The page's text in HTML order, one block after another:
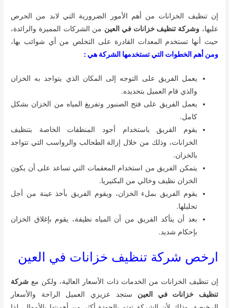
إن تنظيف الخزانات من أهم الأمور الضرورية التي لابد من الحرص
عليها، وشركة تنظيف خزانات في العين من الشركات المميزة والرائدة،
حيث أنها تستخدم المعدات القادرة على التخلص من أي شوائب بها،
ومن أهم الخطوات التي تستخدمها الشركة هي :
يعمل الفريق على التوجه إلى المكان الذي يتواجد به الخزان
والذي قام العميل بتحديده.
يعمل الفريق على فتح الصنبور وتفريغ المياه من الخزان بشكل
كامل.
يقوم الفريق باستخدام أجود المنظفات الخاصة بتنظيف
الخزانات، وذلك من خلال إزالة الطحالب والرواسب التي تتواجد
بالخزان.
يتمكن الفريق من استخدام المعقمات التي تساعد على أن يكون
الخزان نظيف وخالي من البكتيريا.
يقوم الفريق بملء الخزان، ويقوم الفريق بأخذ عينة من أجل
تحليلها.
بعد أن يتأكد الفريق من أن المياه نظيفة، يقوم بإغلاق الخزان
بإحكام شديد.
ارخص شركة تنظيف خزانات في العين
إن تنظيف الخزانات من الخدمات ذات الأسعار العالية، ولكن مع شركة
تنظيف خزانات في العين ستجد عزيزي العميل الراحة والأسعار